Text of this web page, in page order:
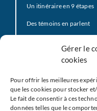
Gérer le
cookies
Pour offrir les meilleures
que les cookies pour stocker
Le fait de consentir à ces
données telles que le
Un itinéraire en 9 étapes
Des témoins en parlent
La Vidéo du Pape
Prier avec la Parole de
Prière Universelle